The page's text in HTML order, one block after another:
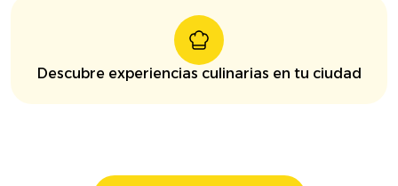
Descubre experiencias culinarias en tu ciudad